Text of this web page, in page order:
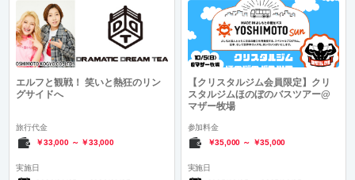
エルフと観戦！ 笑いと熱狂のリン
グサイドへ
旅行代金
￥33,000～ ￥33,000
実施日
【クリスタルジム会員限定】クリ
スタルジムほのぼのバスツアー@
マザー牧場
参加料金
￥35,000 ～ ￥35,000
実施日